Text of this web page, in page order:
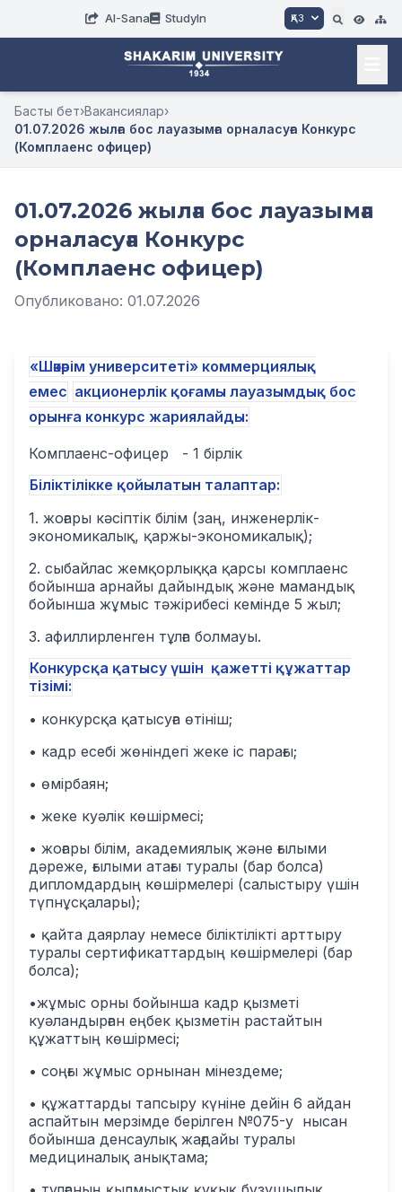
AI-Sana StudyIn ҚАЗ
Басты бет›Вакансиялар›
01.07.2026 жылға бос лауазымға орналасуға Конкурс
(Комплаенс офицер)
01.07.2026 жылға бос лауазымға
орналасуға Конкурс
(Комплаенс офицер)
Опубликовано: 01.07.2026
«Шәкәрім университеті» коммерциялық
емес акционерлік қоғамы лауазымдық бос
орынға конкурс жариялайды:
Комплаенс-офицер - 1 бірлік
Біліктілікке қойылатын талаптар:
1. жоғары кәсіптік білім (заң, инженерлік-
экономикалық, қаржы-экономикалық);
2. сыбайлас жемқорлыққа қарсы комплаенс
бойынша арнайы дайындық және мамандық
бойынша жұмыс тәжірибесі кемінде 5 жыл;
3. афиллирленген тұлға болмауы.
Конкурсқа қатысу үшін қажетті құжаттар
тізімі:
• конкурсқа қатысуға өтініш;
• кадр есебі жөніндегі жеке іс парағы;
• өмірбаян;
• жеке куәлік көшірмесі;
• жоғары білім, академиялық және ғылыми
дәреже, ғылыми атағы туралы (бар болса)
дипломдардың көшірмелері (салыстыру үшін
түпнұсқалары);
• қайта даярлау немесе біліктілікті арттыру
туралы сертификаттардың көшірмелері (бар
болса);
•жұмыс орны бойынша кадр қызметі
куәландырған еңбек қызметін растайтын
құжаттың көшірмесі;
• соңғы жұмыс орнынан мінездеме;
• құжаттарды тапсыру күніне дейін 6 айдан
аспайтын мерзімде берілген №075-у нысан
бойынша денсаулық жағдайы туралы
медициналық анықтама;